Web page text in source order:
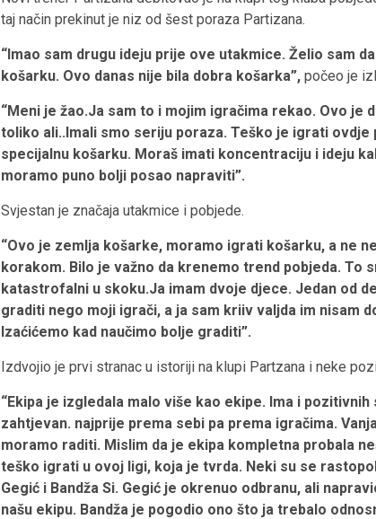
taj način prekinut je niz od šest poraza Partizana.
“Imao sam drugu ideju prije ove utakmice. Želio sam
košarku. Ovo danas nije bila dobra košarka”, počeo je
“Meni je žao.Ja sam to i mojim igračima rekao. Ovo
toliko ali..Imali smo seriju poraza. Teško je igrati
specijalnu košarku. Moraš imati koncentraciju i ideju
moramo puno bolji posao napraviti”.
Svjestan je značaja utakmice i pobjede.
“Ovo je zemlja košarke, moramo igrati košarku, a ne
korakom. Bilo je važno da krenemo trend pobjeda. To
katastrofalni u skoku.Ja imam dvoje djece. Jedan od
graditi nego moji igrači, a ja sam kriiv valjda im nisam
Izaćićemo kad naučimo bolje graditi”.
Izdvojio je prvi stranac u istoriji na klupi Partzana i neke
“Ekipa je izgledala malo više kao ekipe. Ima i
zahtjevan. najprije prema sebi pa prema igračima.
moramo raditi. Mislim da je ekipa kompletna probala
teško igrati u ovoj ligi, koja je tvrda. Neki su se
Gegić i Bandža Si. Gegić je okrenuo odbranu, ali
našu ekipu. Bandža je pogodio ono što ja trebalo